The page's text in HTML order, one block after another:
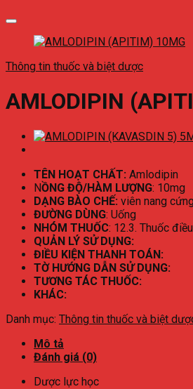
Thông tin thuốc và biệt dược
AMLODIPIN
TÊN HOẠT CHẤT: Amlodipin
NỒNG ĐỘ/HÀM LƯỢNG: 10mg
DẠNG BÀO CHẾ: viên nang
ĐƯỜNG DÙNG: Uống
NHÓM THUỐC: 12.3. Thuốc
QUẢN LÝ SỬ DỤNG:
ĐIỀU KIỆN THANH TOÁN:
TỜ HƯỚNG DẪN SỬ DỤNG:
TƯƠNG TÁC THUỐC:
KHÁC:
Danh mục: Thông tin thuốc và biệt
Mô tả
Đánh giá (0)
Dược lực học